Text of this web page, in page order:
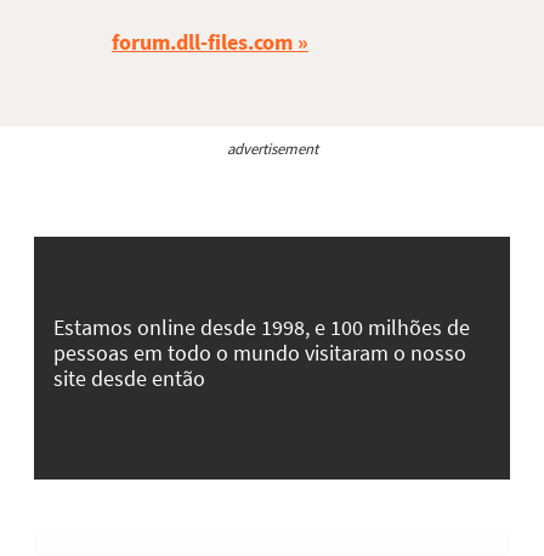
forum.dll-files.com
advertisement
Estamos online desde 1998, e 100 milhões de
pessoas em todo o mundo visitaram o nosso
site desde então